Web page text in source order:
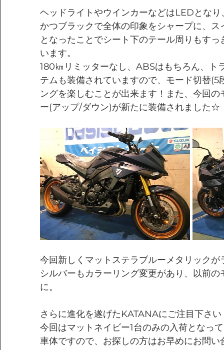
ヘッドライトやウインカーなどはLEDとな
かつブラックで全体の印象をシャープに、
となったことでシート下のテール周りもす
います。
180㎞リミッターなし、ABSはもちろん、ト
テムも装備されていますので、モード切替(5
ングを楽しむことが出来ます！また、今回
ー(アップ/ダウン)が新たに装備されました☆
今回新しく マットステラブルーメタリック
シルバーもカラーリング変更があり、以前
に。
さらに進化を遂げたKATANAにご注目下さい
今回はマットネイビー1台のみの入荷となっ
車体ですので、お探しの方はお早めにお問い